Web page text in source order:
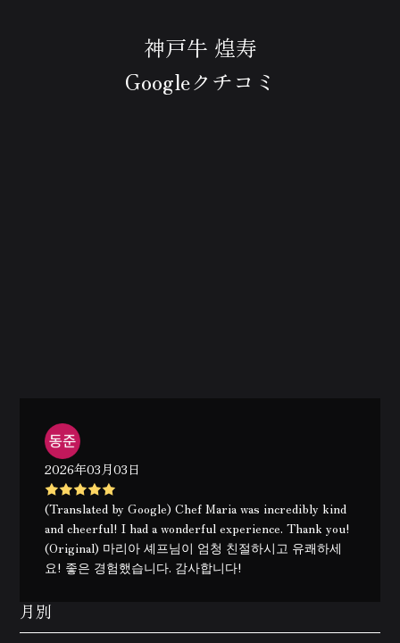
神戸牛 煌寿
Googleクチコミ
2026年03月03日
(Translated by Google) Chef Maria was incredibly kind
and cheerful! I had a wonderful experience. Thank you!
(Original) 마리아 셰프님이 엄청 친절하시고 유쾌하세
요! 좋은 경험했습니다. 감사합니다!
月別